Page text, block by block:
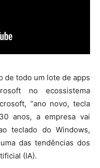
de todo um lote de apps
no ecossistema
“ano novo, tecla
anos, a empresa vai
teclado do Windows,
das tendências dos
(IA).